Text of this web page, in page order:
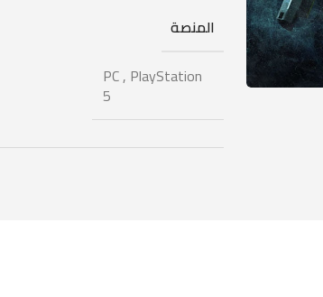
المنصة
PC, PlayStation
5